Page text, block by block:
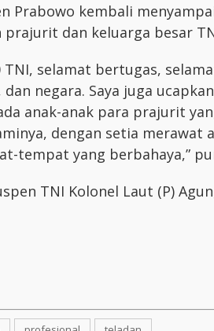
Prabowo kembali
dan keluarga besar
TNI, selamat bertugas,
negara. Saya juga
anak-anak para prajurit
dengan setia merawat
tempat yang berbahaya,”
TNI Kolonel Laut (P)